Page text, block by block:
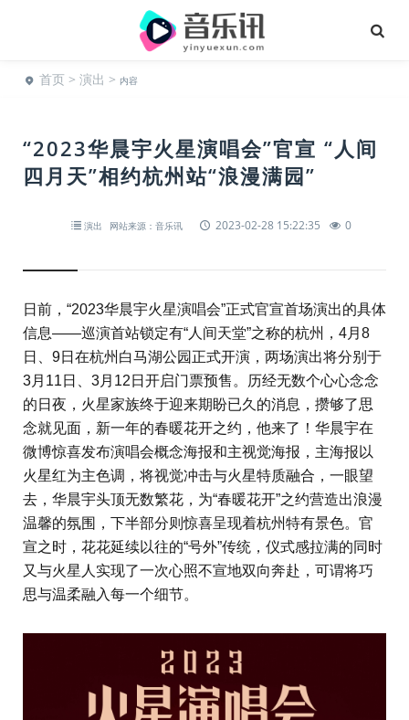
首页 > 演出 > 内容
“2023华晨宇火星演唱会”官宣 “人间
四月天”相约杭州站“浪漫满园”
演出 网站来源：音乐讯 2023-02-28 15:22:35 0
日前，“2023华晨宇火星演唱会”正式官宣首场演出的具体
信息——巡演首站锁定有“人间天堂”之称的杭州，4月8
日、9日在杭州白马湖公园正式开演，两场演出将分别于
3月11日、3月12日开启门票预售。历经无数个心心念念
的日夜，火星家族终于迎来期盼已久的消息，攒够了思
念就见面，新一年的春暖花开之约，他来了！华晨宇在
微博惊喜发布演唱会概念海报和主视觉海报，主海报以
火星红为主色调，将视觉冲击与火星特质融合，一眼望
去，华晨宇头顶无数繁花，为“春暖花开”之约营造出浪漫
温馨的氛围，下半部分则惊喜呈现着杭州特有景色。官
宣之时，花花延续以往的“号外”传统，仪式感拉满的同时
又与火星人实现了一次心照不宣地双向奔赴，可谓将巧
思与温柔融入每一个细节。